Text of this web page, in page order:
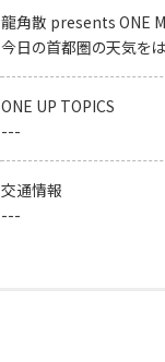
龍角散 presents ONE
今日の首都圏の天気をは
ONE UP TOPICS
---
交通情報
---